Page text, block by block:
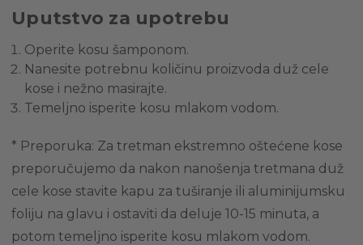
Uputstvo za upotrebu
Operite kosu šamponom.
Nanesite potrebnu količinu proizvoda duž cele
kose i nežno masirajte.
Temeljno isperite kosu mlakom vodom.
* Preporuka: Za tretman ekstremno oštećene kose
preporučujemo da nakon nanošenja tretmana duž
cele kose stavite kapu za tuširanje ili aluminijumsku
foliju na glavu i ostaviti da deluje 10-15 minuta, a
potom temeljno isperite kosu mlakom vodom.